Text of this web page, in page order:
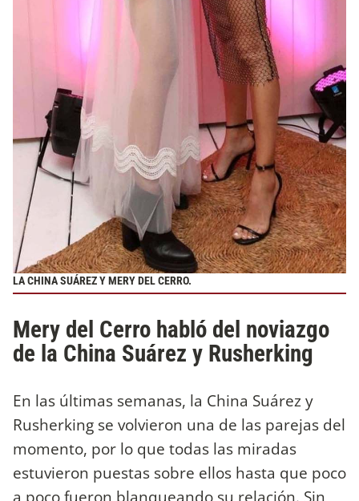
LA CHINA SUÁREZ Y MERY DEL CERRO.
Mery del Cerro habló del noviazgo
de la China Suárez y Rusherking
En las últimas semanas, la China Suárez y
Rusherking se volvieron una de las parejas del
momento, por lo que todas las miradas
estuvieron puestas sobre ellos hasta que poco
a poco fueron blanqueando su relación. Sin